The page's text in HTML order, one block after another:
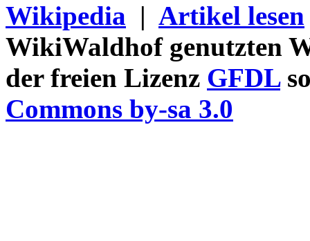
Wikipedia | Artikel lesen
WikiWaldhof genutzten
der freien Lizenz GFDL
Commons by-sa 3.0